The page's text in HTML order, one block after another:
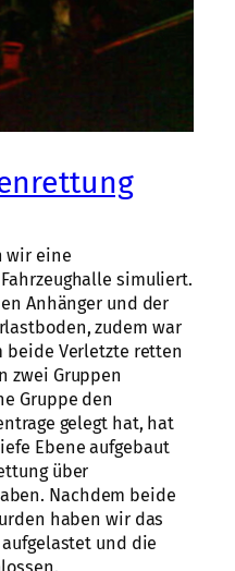
wir eine
simuliert.
Anhänger und der
zudem war
beide Verletzte retten
zwei Gruppen
Gruppe den
gelegt hat, hat
Ebene aufgebaut
über
Nachdem beide
haben wir das
und die